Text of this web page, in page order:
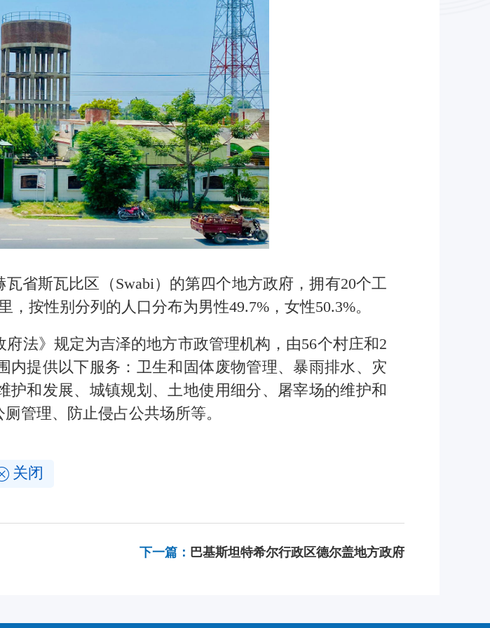
省斯瓦比区（Swabi）的第四个地方政府，拥有20个工
按性别分列的人口分布为男性49.7%，女性50.3%。
府法》规定为吉泽的地方市政管理机构，由56个村庄和2
提供以下服务：卫生和固体废物管理、暴雨排水、灾
和发展、城镇规划、土地使用细分、屠宰场的维护和
管理、防止侵占公共场所等。
关闭
下一篇： 巴基斯坦特希尔行政区德尔盖地方政府